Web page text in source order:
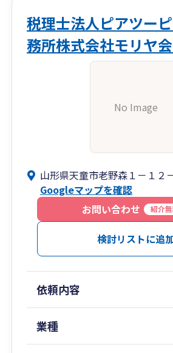
税理士法人ピアツー
務所株式会社モリヤ
No Image
山形県天童市老野森１－１２
Googleマップを確認
お問い合わせ
紹介
検討リストに追
依頼内容
業種